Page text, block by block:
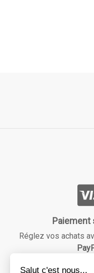
Paiement
Réglez vos achats